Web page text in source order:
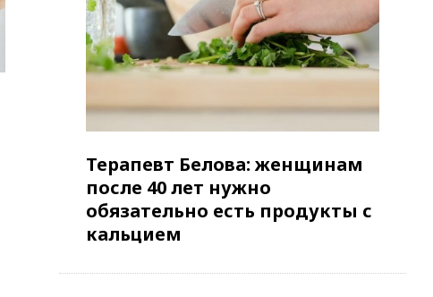
Терапевт Белова: женщинам
после 40 лет нужно
обязательно есть продукты с
кальцием